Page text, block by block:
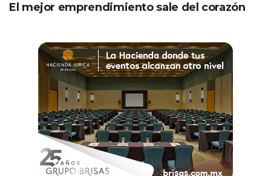
El mejor emprendimiento sale del corazón